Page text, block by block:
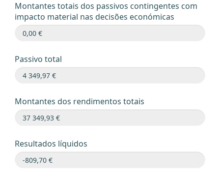
Montantes totais dos passivos contingentes com
impacto material nas decisões económicas
Passivo total
Montantes dos rendimentos totais
Resultados líquidos